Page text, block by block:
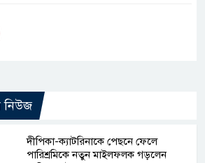
নিউজ
দীপিকা-ক্যাটরিনাকে পেছনে ফেলে
পারিশ্রমিকে নতুন মাইলফলক গড়লেন